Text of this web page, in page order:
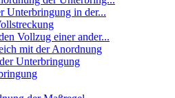
Unterbringung in der...
Vollzug einer ander...
mit der Anordnung
Unterbringung